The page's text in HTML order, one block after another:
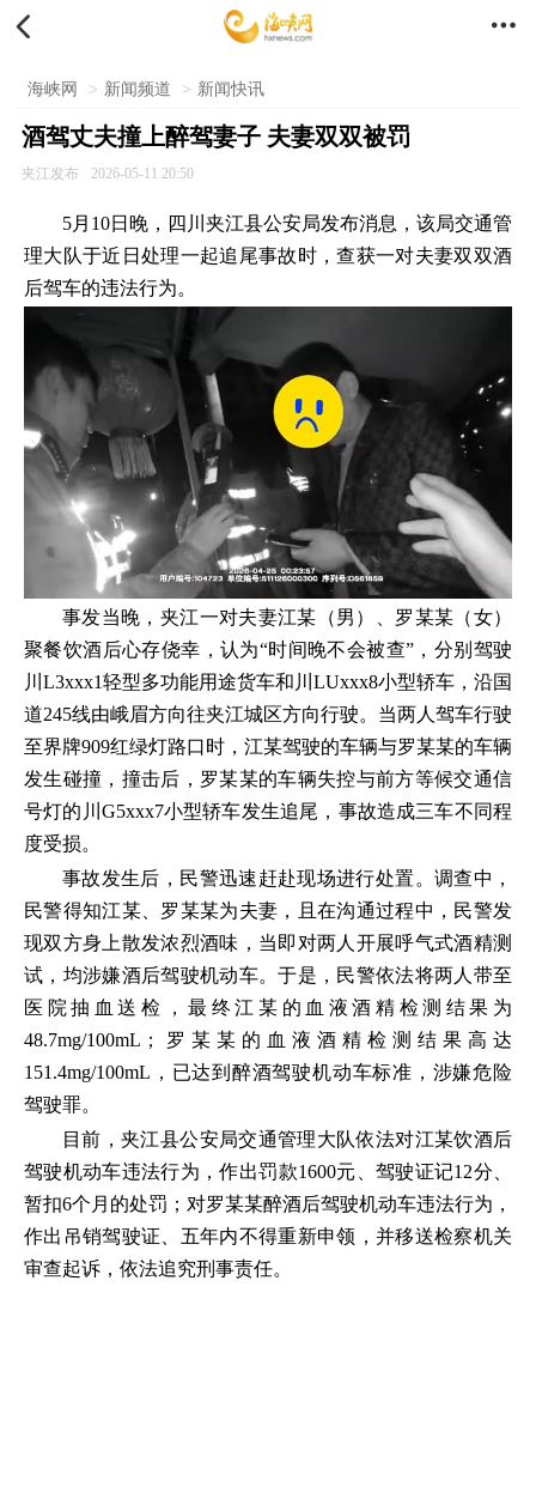
 
海峡网 > 新闻频道 > 新闻快讯
酒驾丈夫撞上醉驾妻子 夫妻双双被罚
夹江发布 2026-05-11 20:50
5月10日晚，四川夹江县公安局发布消息，该局交通管
理大队于近日处理一起追尾事故时，查获一对夫妻双双酒
后驾车的违法行为。
事发当晚，夹江一对夫妻江某（男）、罗某某（女）
聚餐饮酒后心存侥幸，认为“时间晚不会被查”，分别驾驶
川L3xxx1轻型多功能用途货车和川LUxxx8小型轿车，沿国
道245线由峨眉方向往夹江城区方向行驶。当两人驾车行驶
至界牌909红绿灯路口时，江某驾驶的车辆与罗某某的车辆
发生碰撞，撞击后，罗某某的车辆失控与前方等候交通信
号灯的川G5xxx7小型轿车发生追尾，事故造成三车不同程
度受损。
事故发生后，民警迅速赶赴现场进行处置。调查中，
民警得知江某、罗某某为夫妻，且在沟通过程中，民警发
现双方身上散发浓烈酒味，当即对两人开展呼气式酒精测
试，均涉嫌酒后驾驶机动车。于是，民警依法将两人带至
医院抽血送检，最终江某的血液酒精检测结果为
48.7mg/100mL；罗某某的血液酒精检测结果高达
151.4mg/100mL，已达到醉酒驾驶机动车标准，涉嫌危险
驾驶罪。
目前，夹江县公安局交通管理大队依法对江某饮酒后
驾驶机动车违法行为，作出罚款1600元、驾驶证记12分、
暂扣6个月的处罚；对罗某某醉酒后驾驶机动车违法行为，
作出吊销驾驶证、五年内不得重新申领，并移送检察机关
审查起诉，依法追究刑事责任。